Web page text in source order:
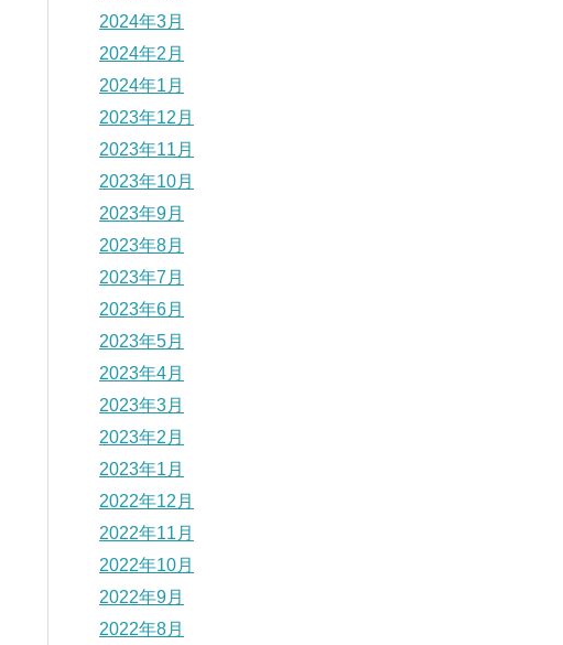
2024年3月
2024年2月
2024年1月
2023年12月
2023年11月
2023年10月
2023年9月
2023年8月
2023年7月
2023年6月
2023年5月
2023年4月
2023年3月
2023年2月
2023年1月
2022年12月
2022年11月
2022年10月
2022年9月
2022年8月